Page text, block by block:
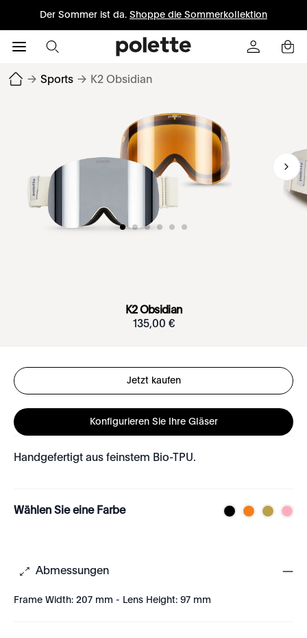
Der Sommer ist da. Shoppe die Sommerkollektion
→ Sports → K2 Obsidian
K2 Obsidian
135,00 €
Jetzt kaufen
Konfigurieren Sie Ihre Gläser
Handgefertigt aus feinstem Bio-TPU.
Wählen Sie eine Farbe
Abmessungen
Frame Width: 207 mm - Lens Height: 97 mm